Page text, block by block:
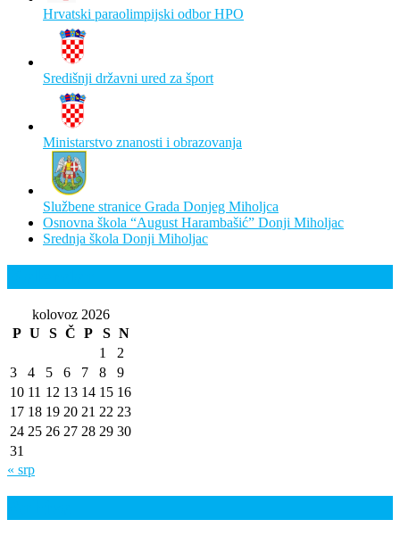
Hrvatski paraolimpijski odbor HPO
Središnji državni ured za šport
Ministarstvo znanosti i obrazovanja
Službene stranice Grada Donjeg Miholjca
Osnovna škola “August Harambašić” Donji Miholjac
Srednja škola Donji Miholjac
kolovoz 2026
P U S Č P S N
1
2
3
4 5 6 7 8
9
10 11 12 13 14 15 16
17 18 19 20 21 22 23
24 25 26 27 28 29 30
31
« srp